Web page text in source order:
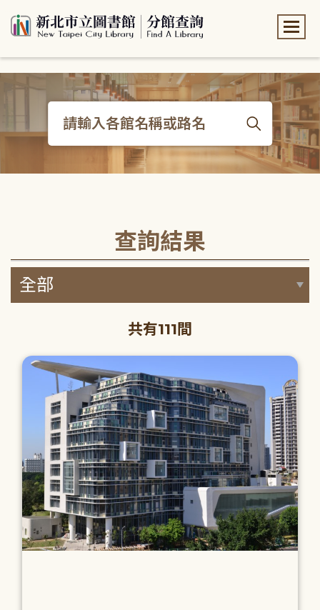
查詢結果
共有111間